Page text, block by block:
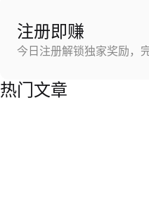
注册即赚
今日注册解锁独家奖励，
热门文章